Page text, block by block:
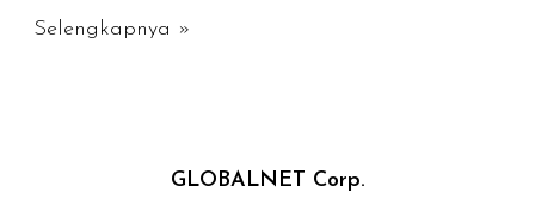
Объявление
Selengkapnya »
GLOBALNET Corp.